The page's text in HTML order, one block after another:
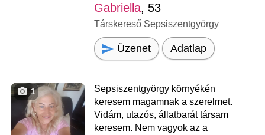
Gabriella, 53
Társkereső Sepsiszentgyörgy
Üzenet Adatlap
1
Sepsiszentgyörgy környékén
keresem magamnak a szerelmet.
Vidám, utazós, állatbarát társam
keresem. Nem vagyok az a